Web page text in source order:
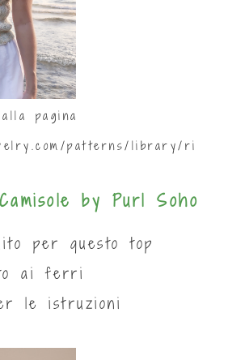
pagina
patterns/library/ri
by Purl Soho
per questo top
ai ferri
le istruzioni